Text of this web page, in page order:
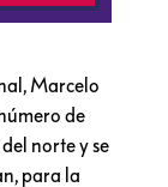
Marcelo
de
norte y se
para la